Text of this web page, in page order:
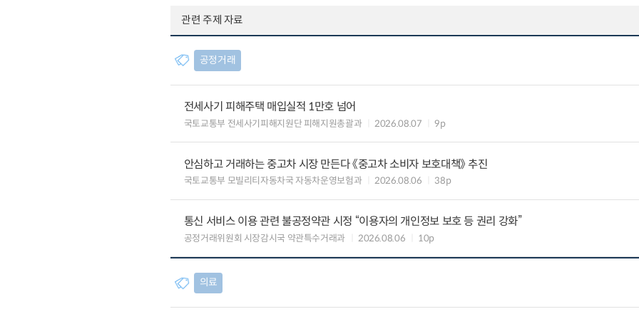
관련 주제 자료
공정거래
전세사기 피해주택 매입실적 1만호 넘어
국토교통부 전세사기피해지원단 피해지원총괄과 2026.08.07 9p
안심하고 거래하는 중고차 시장 만든다 《중고차 소비자 보호대책》 추진
국토교통부 모빌리티자동차국 자동차운영보험과 2026.08.06 38p
통신 서비스 이용 관련 불공정약관 시정 “이용자의 개인정보 보호 등 권리 강화”
공정거래위원회 시장감시국 약관특수거래과 2026.08.06 10p
의료